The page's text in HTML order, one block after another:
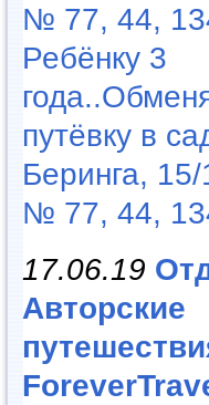
№ 77, 44,
Ребёнку 3
путёвку в
Беринга,
№ 77, 44,
17.06.19
Авторские